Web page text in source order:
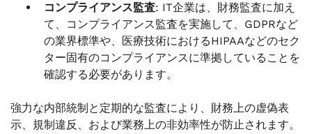
コンプライアンス監査: IT企業は、財務監査に加え
て、コンプライアンス監査を実施して、GDPRなど
の業界標準や、医療技術におけるHIPAAなどのセク
ター固有のコンプライアンスに準拠していることを
確認する必要があります。
強力な内部統制と定期的な監査により、財務上の虚偽表
示、規制違反、および業務上の非効率性が防止されます。